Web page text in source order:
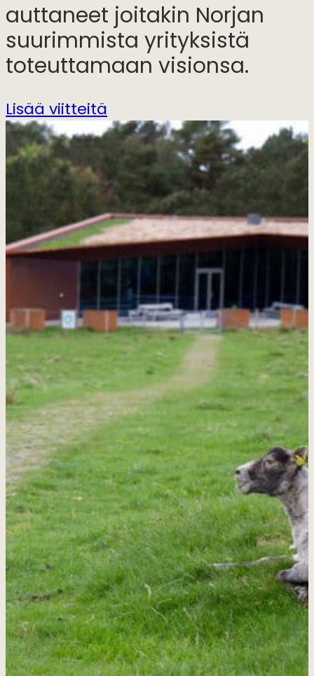
auttaneet joitakin Norjan
suurimmista yrityksistä
toteuttamaan visionsa.
Lisää viitteitä